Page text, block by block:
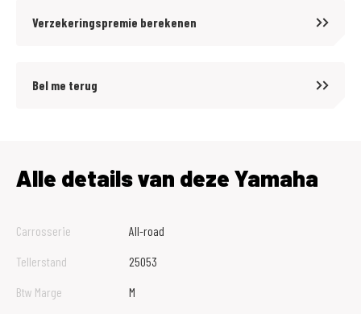
Verzekeringspremie berekenen
Bel me terug
Alle details van deze Yamaha
Carrosserie
All-road
Tellerstand
25053
Btw Marge
M